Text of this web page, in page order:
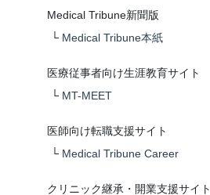
Medical Tribune新聞版
└ Medical Tribune本紙
医療従事者向け生涯教育サイト
└ MT-MEET
医師向け転職支援サイト
└ Medical Tribune Career
クリニック継承・開業支援サイト